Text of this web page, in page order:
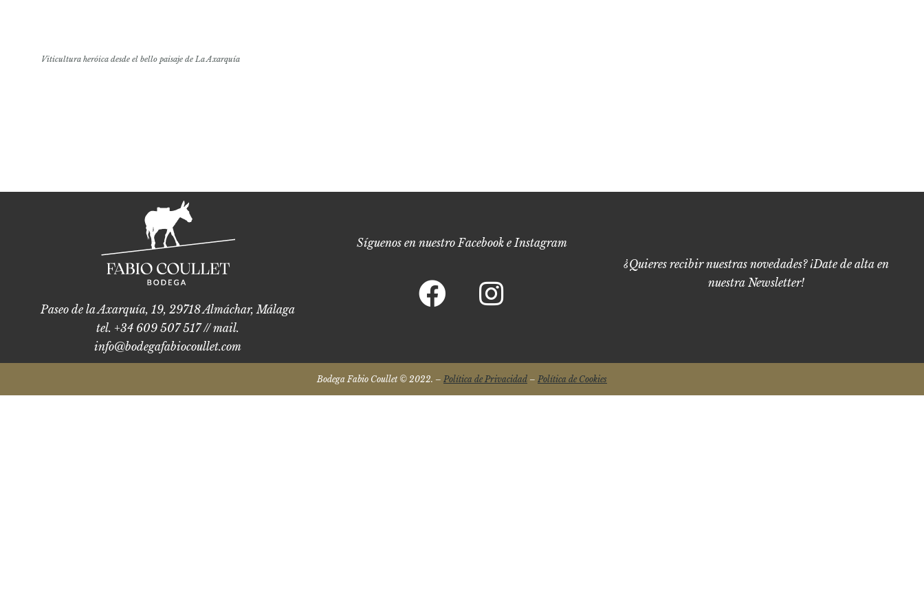
Viticultura heróica desde el bello paisaje de La Axarquía
Paseo de la Axarquía, 19, 29718 Almáchar, Málaga
tel. +34 609 507 517 // mail.
info@bodegafabiocoullet.com
Síguenos en nuestro Facebook e Instagram
¿Quieres recibir nuestras novedades? ¡Date de alta en
nuestra Newsletter!
Bodega Fabio Coullet © 2022. – Política de Privacidad – Política de Cookies